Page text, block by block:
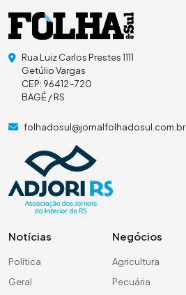
Rua Luiz Carlos Prestes 1111
Getúlio Vargas
CEP: 96412-720
BAGÉ / RS
folhadosul@jornalfolhadosul.com.br
Notícias
Política
Geral
Negócios
Agricultura
Pecuária